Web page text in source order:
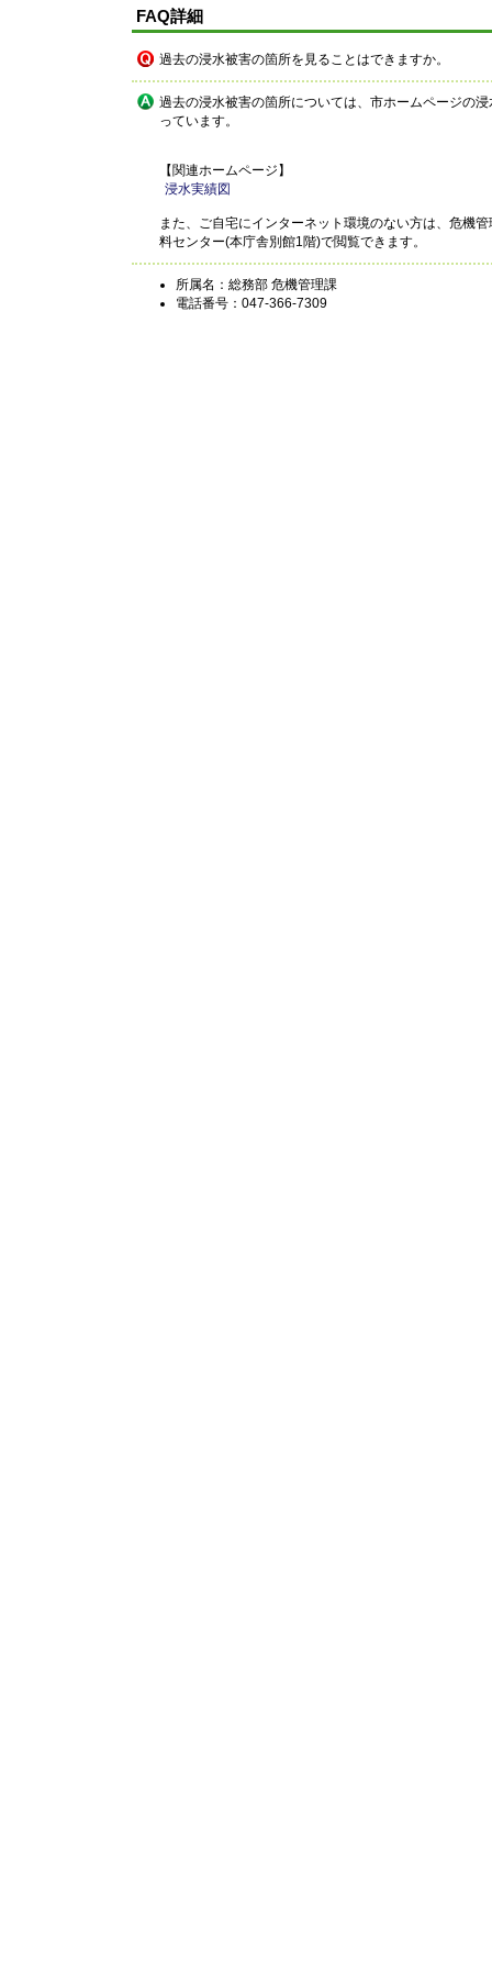
FAQ詳細
過去の浸水被害の箇所を見ることはできますか。
過去の浸水被害の箇所については、市ホームページの
っています。
【関連ホームページ】
浸水実績図
また、ご自宅にインターネット環境のない方は、危機
料センター(本庁舎別館1階)で閲覧できます。
所属名：総務部 危機管理課
電話番号：047-366-7309